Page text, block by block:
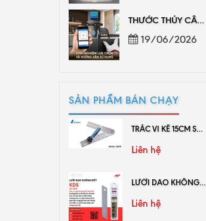
THƯỚC THỦY CÂN BẰNG CAO CẤP, GIÁ PHÂN PHỐI
19/06/2026
SẢN PHẨM BÁN CHẠY
TRẮC VI KẾ 15CM SHINWA 62659
Liên hệ
LƯỠI DAO KHÔNG ĐỐT GB-10NS
Liên hệ